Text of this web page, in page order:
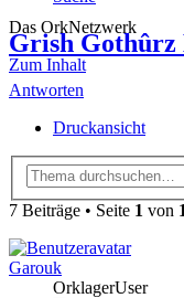
Das OrkNetzwerk
Zum Inhalt
Grish Gothûrz
Antworten
Druckansicht
7 Beiträge • Seite 1 von 1
Garouk
OrklagerUser